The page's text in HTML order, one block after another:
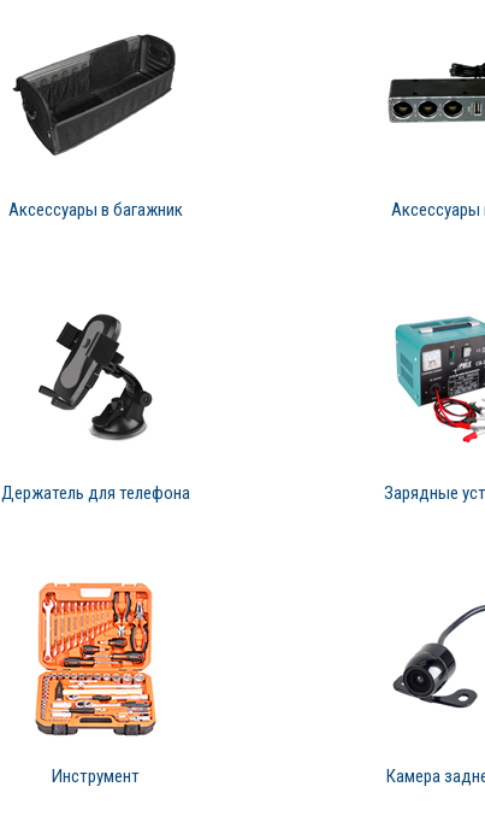
Аксессуары в багажник Аксессуары
Держатель для телефона Зарядные
Инструмент Камера